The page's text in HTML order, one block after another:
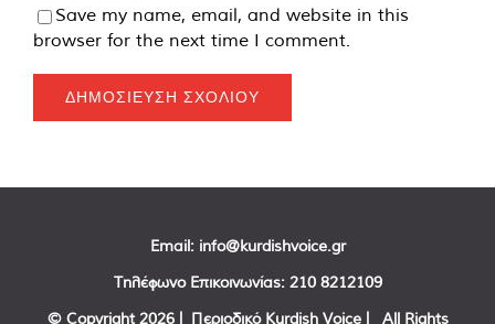
Save my name, email, and website in this
browser for the next time I comment.
Email: info@kurdishvoice.gr
Τηλέφωνο Επικοινωνίας: 210 8212109
© Copyright 2026 | Περιοδικό Kurdish Voice | All Rights